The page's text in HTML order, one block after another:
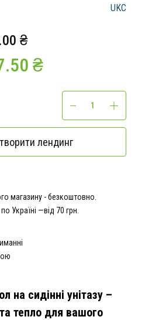
UKC
₴
₴
лендинг
магазину - безкоштовно.
Україні —від 70 грн.
на сидінні унітазу –
тепло для вашого